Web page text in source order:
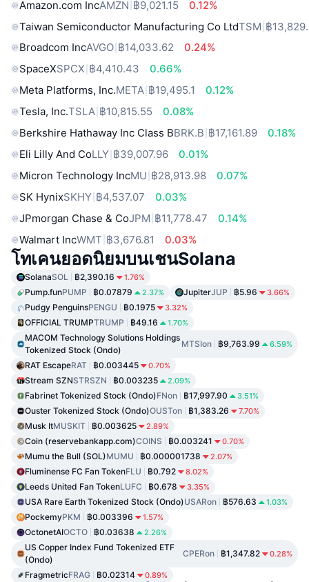
Amazon.com IncAMZN ฿9,021.15
0.12%
Taiwan Semiconductor Manufacturing Co LtdTSM ฿
Broadcom IncAVGO ฿14,033.62
0.24%
SpaceXSPCX ฿4,410.43
0.66%
Meta Platforms, Inc.META ฿19,495.1
0.12%
Tesla, Inc.TSLA ฿10,815.55
0.08%
Berkshire Hathaway Inc Class BBRK.B ฿17,161.89
0.18%
Eli Lilly And CoLLY ฿39,007.96
0.01%
Micron Technology IncMU ฿28,913.98
0.07%
SK HynixSKHY ฿4,537.07
0.03%
JPmorgan Chase & CoJPM ฿11,778.47
0.14%
Walmart IncWMT ฿3,676.81 0.03%
โทเคนยอดนิยมบนเชนSolana
SolanaSOL ฿2,390.16 1.76%
Pump.funPUMP ฿0.07879 2.37% JupiterJUP ฿5.96 3.66%
Pudgy PenguinsPENGU ฿0.1975 3.32%
OFFICIAL TRUMPTRUMP ฿49.16 1.70%
MACOM Technology Solutions Holdings
Tokenized Stock (Ondo)
MTSIon ฿9,763.99 6.59%
RAT EscapeRAT ฿0.003445 0.70%
Stream SZNSTRSZN ฿0.003235 2.09%
Fabrinet Tokenized Stock (Ondo)FNon ฿17,997.90 3.51%
Ouster Tokenized Stock (Ondo)OUSTon ฿1,383.26 7.70%
Musk ItMUSKIT ฿0.003625 2.89%
Coin (reservebankapp.com)COINS ฿0.003241 0.70%
Mumu the Bull (SOL)MUMU ฿0.000001738 2.07%
Fluminense FC Fan TokenFLU ฿0.792 8.02%
Leeds United Fan TokenLUFC ฿0.678 3.35%
USA Rare Earth Tokenized Stock (Ondo)USARon ฿576.63 1.03%
PockemyPKM ฿0.003396 1.57%
OctonetAIOCTO ฿0.03638 2.26%
US Copper Index Fund Tokenized ETF
(Ondo)
CPERon ฿1,347.82 0.28%
FragmetricFRAG ฿0.02314 0.89%